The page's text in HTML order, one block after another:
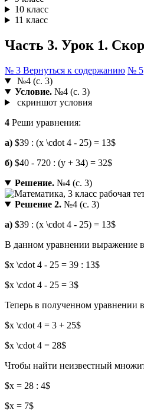
10 класс
11 класс
Часть 3. Урок 1.
№ 3 Вернуться к содержанию № 5
№4 (с. 3)
Условие.№4 (с. 3)
скриншот условия
4 Реши уравнения:
а) $39 : (x \cdot 4 - 25) = 13$
б) $40 - 720 : (y + 34) = 32$
Решение.№4 (с. 3)
Решение 2.№4 (с. 3)
а) $39 : (x \cdot 4 - 25) = 13$
В данном уравнении выражение в
$x \cdot 4 - 25 = 39 : 13$
$x \cdot 4 - 25 = 3$
Теперь в полученном уравнении
$x \cdot 4 = 3 + 25$
$x \cdot 4 = 28$
Чтобы найти неизвестный
$x = 28 : 4$
$x = 7$